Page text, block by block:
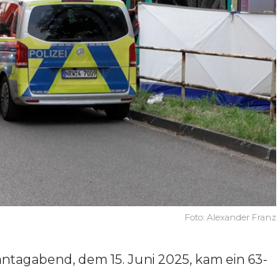
Foto: Alexander Franz
dem 15. Juni 2025, kam ein 63-